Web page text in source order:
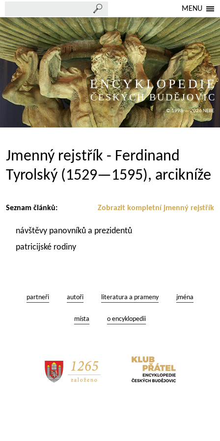
MENU
ENCYKLOPEDIE
ČESKÝCH BUDĚJOVIC
© 1998 — 2026 NEBE
Jmenný rejstřík - Ferdinand
Tyrolský (1529—1595), arcikníže
Zobrazit kompletní jmenný rejstřík
Seznam článků:
návštěvy panovníků a prezidentů
patricijské rodiny
partneři autoři literatura a prameny jména
místa o encyklopedii